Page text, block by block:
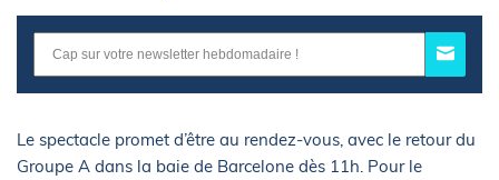
Le spectacle promet d’être au rendez-vous, avec le retour du
Groupe A dans la baie de Barcelone dès 11h. Pour le